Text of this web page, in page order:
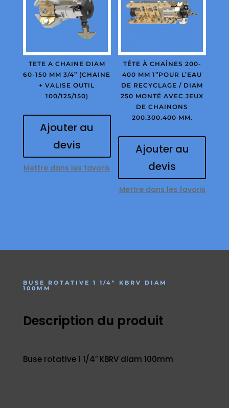
TETE A CHAINE DIAM
60-150 MM 3/4” (CHAINE
+ VALISE OUTIL
100/125/150)
Ajouter au
devis
Mettre dans les favoris
TÊTE À CHAÎNES 200-
400 MM 1”POUR L’EAU
DE RECYCLAGE / DIAM
250 MONTÉ AVEC JEUX
DE CHAINONS
200.300.400 MM.
Ajouter au
devis
Mettre dans les favoris
BUSE ROTATIVE 1 1/4″ KBRV DIAM
100MM
Description du produit
Buse rotative 1 1/4″ KBRV diam 100mm